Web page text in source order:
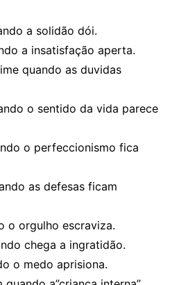
a solidão dói.
a insatisfação aperta.
quando as duvidas
o sentido da vida parece
o perfeccionismo fica
as defesas ficam
o orgulho escraviza.
chega a ingratidão.
o medo aprisiona.